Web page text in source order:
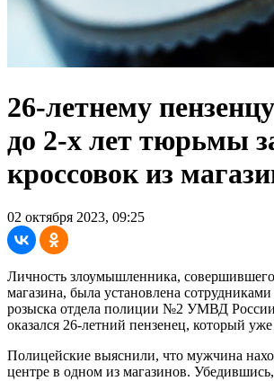
26-летнему
до 2-х лет тюрьмы
кроссовок из
02 октября 2023, 09:25
Личность злоумышленника,
магазина, была установлена
розыска отдела полиции №2 УМВД
оказался 26-летний пензенец, который
Полицейские выяснили, что мужчина
центре в одном из магазинов.